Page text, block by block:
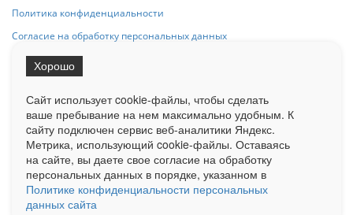
Политика конфиденциальности
Согласие на обработку персональных данных
на Сетевое издание «ОрелТаймс» обязательна.
Ограниченная статистика посещаемости доступна на сайте
Liveinternet.ru . Подробная статистика для рекламодателей по запросу
у менеджера.
Реклама Документы О нас Контакты
Сайт использует cookie-файлы, чтобы сделать
ваше пребывание на нем максимально удобным. К
cайту подключен сервис веб-аналитики Яндекс.
Метрика, использующий cookie-файлы. Оставаясь
на сайте, вы даете свое согласие на обработку
персональных данных в порядке, указанном в
Политике конфиденциальности персональных
данных сайта
Хорошо